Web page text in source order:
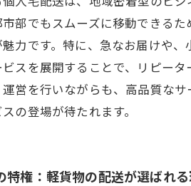
部でもスムーズに移動できる
力です。特に、急なお届けや
スを展開することで、リピー
営を行いながらも、高品質な
の登場が待たれます。
特権：軽貨物の配送が選ばれ